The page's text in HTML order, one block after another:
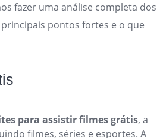
fazer uma análise completa dos
pontos fortes e o que
para assistir filmes grátis, a
filmes, séries e esportes. A